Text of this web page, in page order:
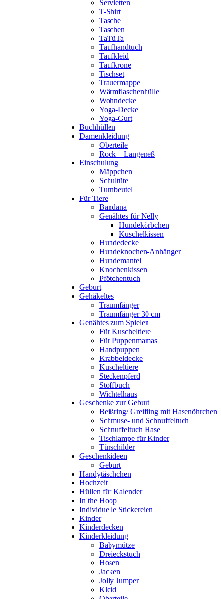
Servietten
T-Shirt
Tasche
Taschen
TaTüTa
Taufhandtuch
Taufkleid
Taufkrone
Tischset
Trauermappe
Wärmflaschenhülle
Wohndecke
Yoga-Decke
Yoga-Gurt
Buchhüllen
Damenkleidung
Oberteile
Rock – Langeneß
Einschulung
Mäppchen
Schultüte
Turnbeutel
Für Tiere
Bandana
Genähtes für Nelly
Hundekörbchen
Kuschelkissen
Hundedecke
Hundeknochen-Anhänger
Hundemantel
Knochenkissen
Pfötchentuch
Geburt
Gehäkeltes
Traumfänger
Traumfänger 30 cm
Genähtes zum Spielen
Für Kuscheltiere
Für Puppenmamas
Handpuppen
Krabbeldecke
Kuscheltiere
Steckenpferd
Stoffbuch
Wichtelhaus
Geschenke zur Geburt
Beißring/ Greifling mit Hasenöhrchen
Schmuse- und Schnuffeltuch
Schnuffeltuch Hase
Tischlampe für Kinder
Türschilder
Geschenkideen
Geburt
Handytäschchen
Hochzeit
Hüllen für Kalender
In the Hoop
Individuelle Stickereien
Kinder
Kinderdecken
Kinderkleidung
Babymütze
Dreieckstuch
Hosen
Jacken
Jolly Jumper
Kleid